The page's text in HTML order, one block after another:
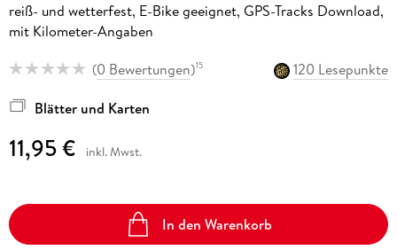
reiß- und wetterfest, E-Bike geeignet, GPS-Tracks Download,
mit Kilometer-Angaben
(0 Bewertungen)15 120 Lesepunkte
Blätter und Karten
11,95 € inkl. Mwst.
In den Warenkorb